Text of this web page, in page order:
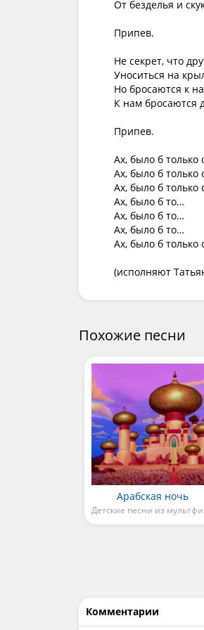
От безделья и
Припев.
Не секрет, что
Уноситься на
Но бросаются к
К нам бросаются
Припев.
Ах, было б только
Ах, было б только
Ах, было б только
Ах, было б то…
Ах, было б то…
Ах, было б то…
Ах, было б только
(исполняют
Похожие песни
Арабская ночь
Комментарии